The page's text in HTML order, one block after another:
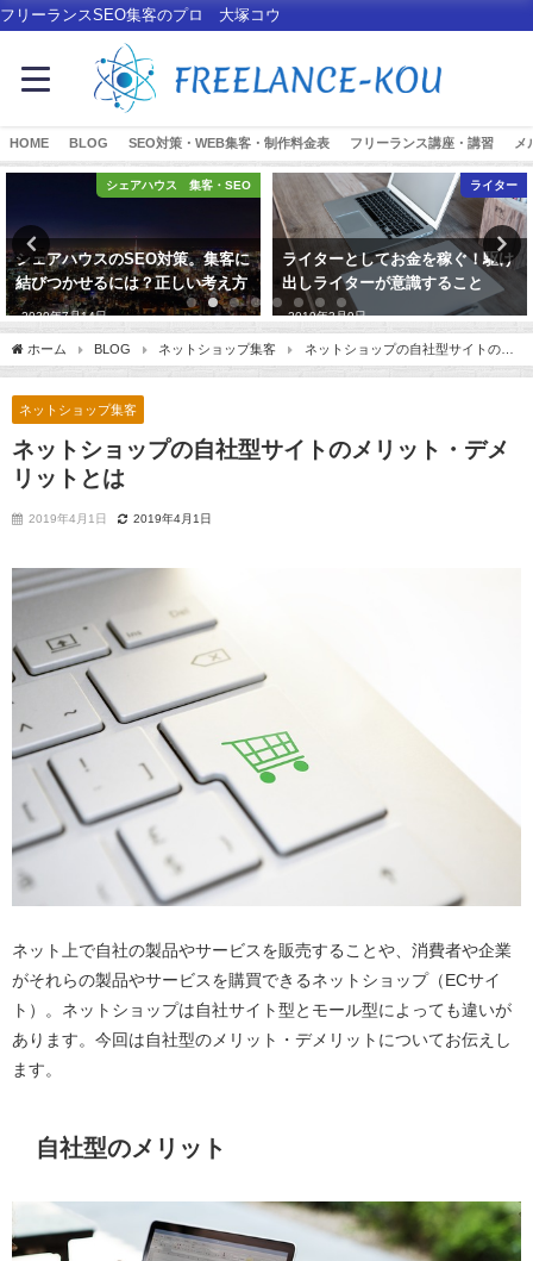
フリーランスSEO集客のプロ 大塚コウ
HOME BLOG SEO対策・WEB集客・制作料金表 フリーランス講座・講習 メ
シェアハウス 集客・SEO
シェアハウスのSEO対策。集客に
結びつかせるには？正しい考え方
2020年7月14日
ライター
ライターとしてお金を稼ぐ！駆け
出しライターが意識すること
2019年3月9日
ホーム BLOG ネットショップ集客
ネットショップの自社型サイトのメ
リット・デメリットとは
ネットショップ集客
ネットショップの自社型サイトのメリット・デメ
リットとは
2019年4月1日 2019年4月1日
ネット上で自社の製品やサービスを販売することや、消費者や企業
がそれらの製品やサービスを購買できるネットショップ（ECサイ
ト）。ネットショップは自社サイト型とモール型によっても違いが
あります。今回は自社型のメリット・デメリットについてお伝えし
ます。
自社型のメリット